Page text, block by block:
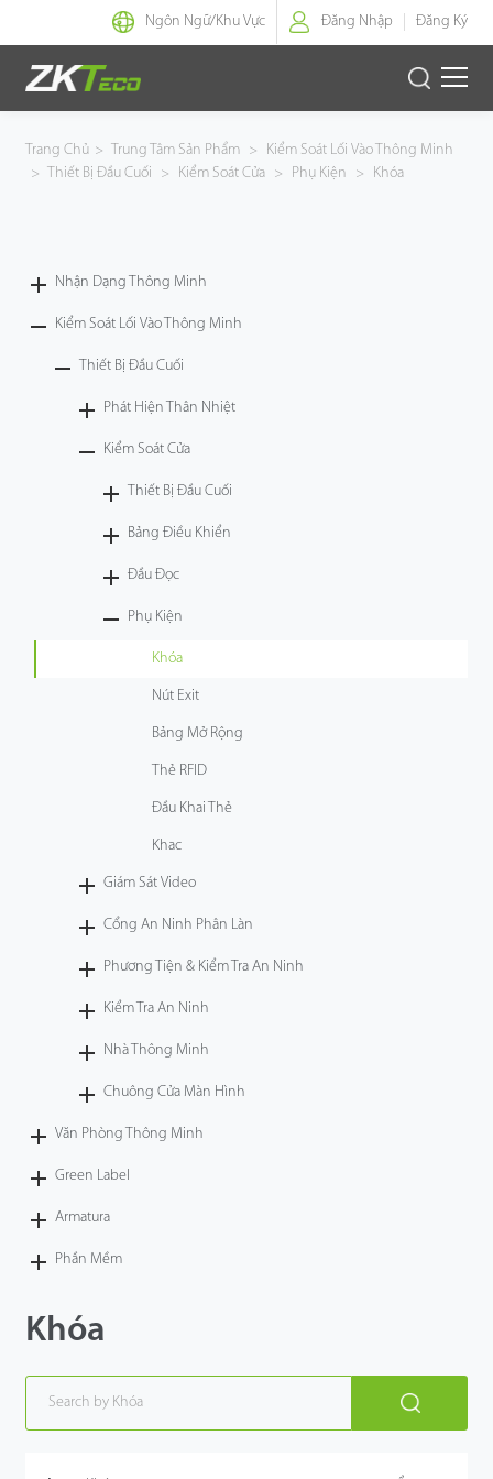
Ngôn Ngữ/Khu Vực Đăng Nhập Đăng Ký
Nhận Dạng Thông Minh
Armatura
Trang Chủ > Trung Tâm Sản Phẩm >
Kiểm Soát Lối Vào Thông Minh
>
Thiết Bị Đầu Cuối > Kiểm Soát Cửa > Phụ Kiện > Khóa
Nhận Dạng Thông Minh
Kiểm Soát Lối Vào Thông Minh
Thiết Bị Đầu Cuối
Phát Hiện Thân Nhiệt
Kiểm Soát Cửa
Thiết Bị Đầu Cuối
Bảng Điều Khiển
Đầu Đọc
Phụ Kiện
Khóa
Nút Exit
Bảng Mở Rộng
Thẻ RFID
Đầu Khai Thẻ
Khac
Giám Sát Video
Cổng An Ninh Phân Làn
Phương Tiện & Kiểm Tra An Ninh
Kiểm Tra An Ninh
Nhà Thông Minh
Chuông Cửa Màn Hình
Văn Phòng Thông Minh
Green Label
Armatura
Phần Mềm
Khóa